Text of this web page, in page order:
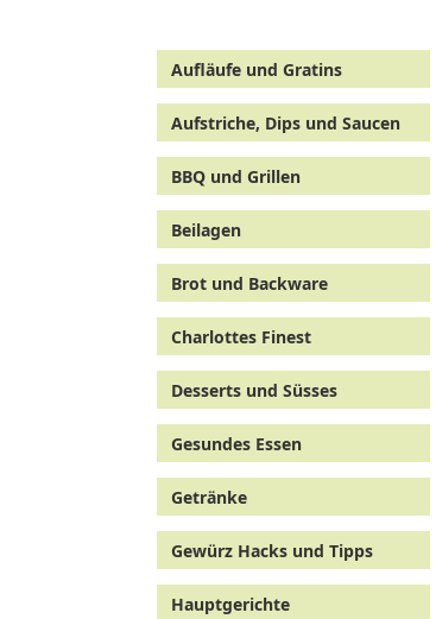
Aufläufe und Gratins
Aufstriche, Dips und Saucen
BBQ und Grillen
Beilagen
Brot und Backware
Charlottes Finest
Desserts und Süsses
Gesundes Essen
Getränke
Gewürz Hacks und Tipps
Hauptgerichte